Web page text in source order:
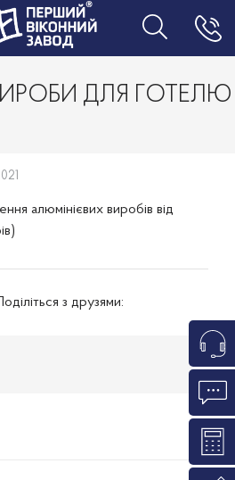
ДЛЯ ГОТЕЛЮ
алюмінієвих виробів від
з друзями: